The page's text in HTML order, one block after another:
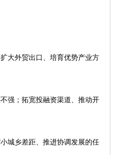
大外贸出口、培育优势产业方
强；拓宽投融资渠道、推动开
城乡差距、推进协调发展的任